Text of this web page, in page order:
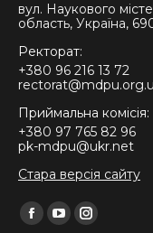
вул. Наукового
область, Україна,
Ректорат:
+380 96 216 13 72
Приймальна комісія:
+380 97 765 82 96
pk-mdpu@ukr.net
Стара версія сайту
Find us on:
Facebook
YouTubeInstagram